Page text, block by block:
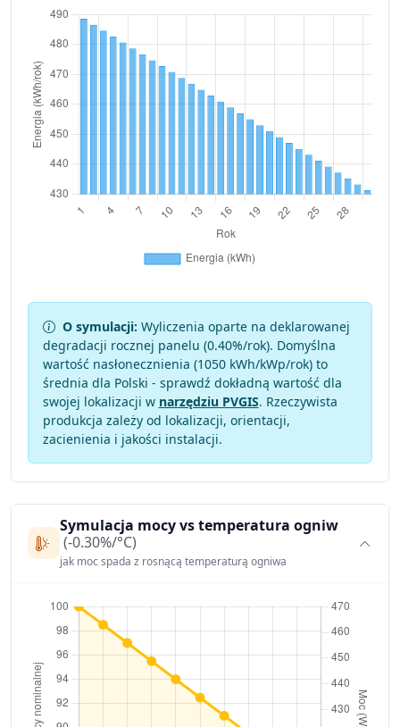
O symulacji: Wyliczenia oparte na deklarowanej
degradacji rocznej panelu (0.40%/rok). Domyślna
wartość nasłonecznienia (1050 kWh/kWp/rok) to
średnia dla Polski - sprawdź dokładną wartość dla
swojej lokalizacji w narzędziu PVGIS. Rzeczywista
produkcja zależy od lokalizacji, orientacji,
zacienienia i jakości instalacji.
Symulacja mocy vs temperatura ogniw
(-0.30%/°C)
jak moc spada z rosnącą temperaturą ogniwa